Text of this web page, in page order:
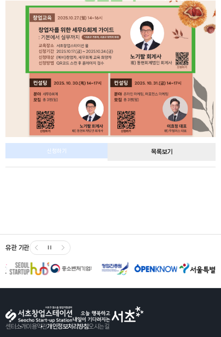
유관 기관
센터소개이용약관개인정보처리방침오시는길